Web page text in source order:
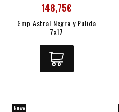
148,75€
Gmp Astral Negra y Pulida
7x17
Nuevo